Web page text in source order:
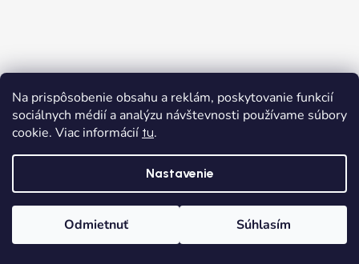
Na prispôsobenie obsahu a reklám, poskytovanie funkcií
sociálnych médií a analýzu návštevnosti používame súbory
cookie. Viac informácií tu.
Nastavenie
Odmietnuť Súhlasím
Sledovať na Instagrame